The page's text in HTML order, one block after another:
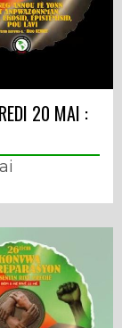
20 MAI :